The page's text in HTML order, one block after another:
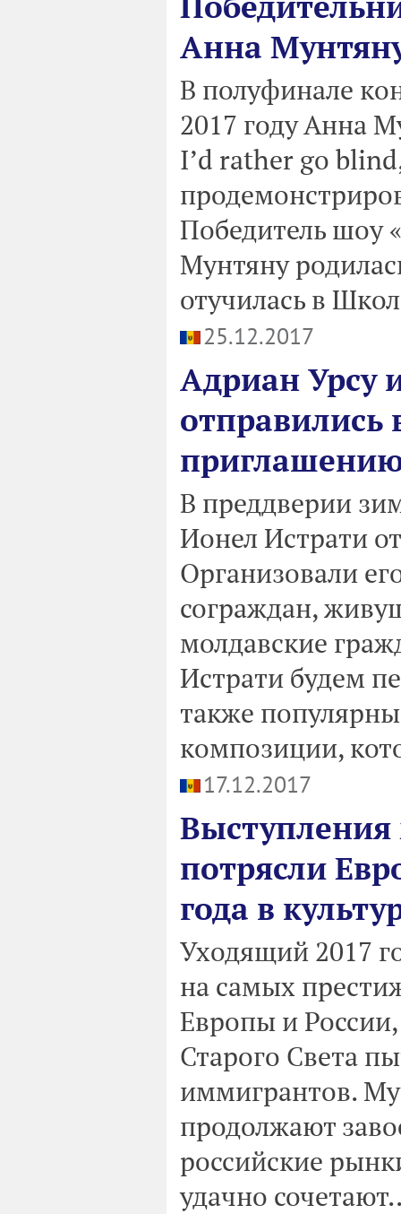
Анна
В полуфинале
2017 году Анна
I’d rather go
Победитель шоу
Мунтяну
отучилась в
25.12.2017
Адриан Урсу
В преддверии
Ионел Истрати
Организовали
сограждан,
молдавские
Истрати будем
также
композиции,
17.12.2017
Выступления
потрясли
года в
Уходящий 2017
на самых
Европы и
Старого Света
иммигрантов.
продолжают
российские
удачно